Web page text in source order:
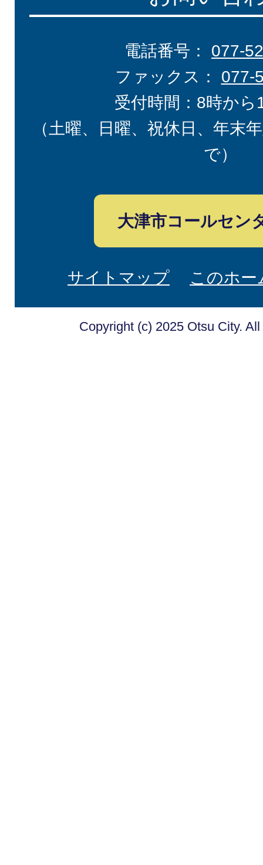
電話番号： 077-
ファックス： 077-
受付時間：8時から
（土曜、日曜、祝休日、年末
で）
大津市コールセン
サイトマップ このホ
Copyright (c) 2025 Otsu City.